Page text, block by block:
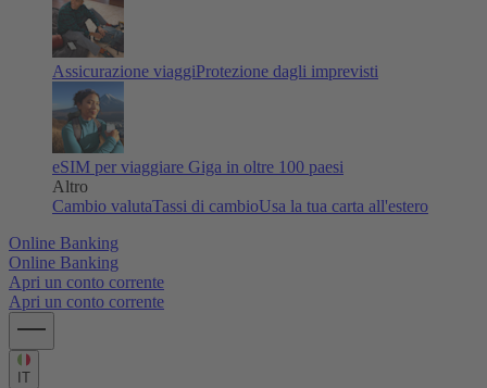
Assicurazione viaggiProtezione dagli imprevisti
eSIM per viaggiare Giga in oltre 100 paesi
Altro
Cambio valutaTassi di cambioUsa la tua carta all'estero
Online Banking
Online Banking
Apri un conto corrente
Apri un conto corrente
IT